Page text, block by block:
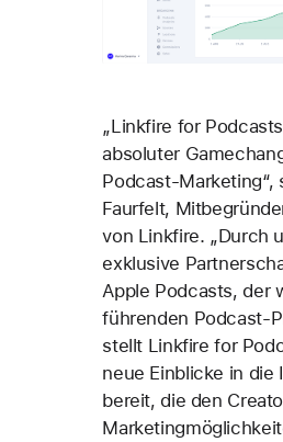
„Linkfire for
absoluter
Podcast-Marketing“,
Faurfelt,
von Linkfire. „Durch
exklusive
Apple Podcasts, der
führenden Podcast-
stellt Linkfire for
neue Einblicke in die
bereit, die den